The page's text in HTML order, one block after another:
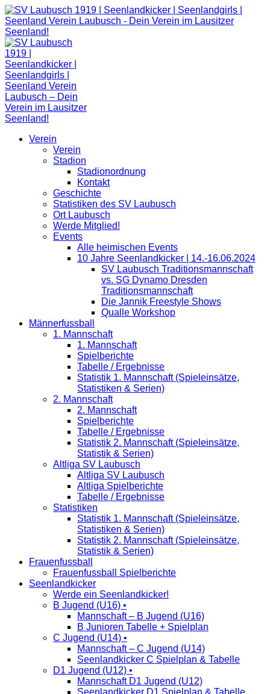
Zum
Inhalt
springen
Verein
Verein
Stadion
Stadionordnung
Kontakt
Geschichte
Statistiken des SV Laubusch
Ort Laubusch
Werde Mitglied!
Events
Alle heimischen Events
10 Jahre Seenlandkicker | 14.-16.06.2024
SV Laubusch Traditionsmannschaft
vs. SG Dynamo Dresden
Traditionsmannschaft
Die Jannik Freestyle Shows
Qualle Workshop
Männerfussball
1. Mannschaft
1. Mannschaft
Spielberichte
Tabelle / Ergebnisse
Statistik 1. Mannschaft (Spieleinsätze,
Statistiken & Serien)
2. Mannschaft
2. Mannschaft
Spielberichte
Tabelle / Ergebnisse
Statistik 2. Mannschaft (Spieleinsätze,
Statistik & Serien)
Altliga SV Laubusch
Altliga SV Laubusch
Altliga Spielberichte
Tabelle / Ergebnisse
Statistiken
Statistik 1. Mannschaft (Spieleinsätze,
Statistiken & Serien)
Statistik 2. Mannschaft (Spieleinsätze,
Statistik & Serien)
Frauenfussball
Frauenfussball Spielberichte
Seenlandkicker
Werde ein Seenlandkicker!
B Jugend (U16) •
Mannschaft – B Jugend (U16)
B Junioren Tabelle + Spielplan
C Jugend (U14) •
Mannschaft – C Jugend (U14)
Seenlandkicker C Spielplan & Tabelle
D1 Jugend (U12) •
Mannschaft D1 Jugend (U12)
Seenlandkicker D1 Spielplan & Tabelle